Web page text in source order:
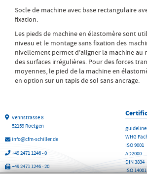
Socle de machine avec base rectangulaire
fixation.
Les pieds de machine en élastomère sont
niveau et le montage sans fixation des
nivellement permet d'aligner la machine au
des surfaces irrégulières. Pour des forces
moyennes, le pied de la machine en
en option sur un tapis de sol sans ancrage.
Vennstrasse 8
52159 Roetgen
info@cfm-schiller.de
+49 2471 1246 - 0
+49 2471 1246 - 20
guideline
WHG
ISO 9001
AD2000
DIN 3834
ISO